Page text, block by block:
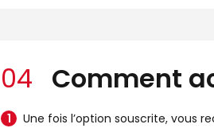
04 Comment
Une fois l’option souscrite, vous